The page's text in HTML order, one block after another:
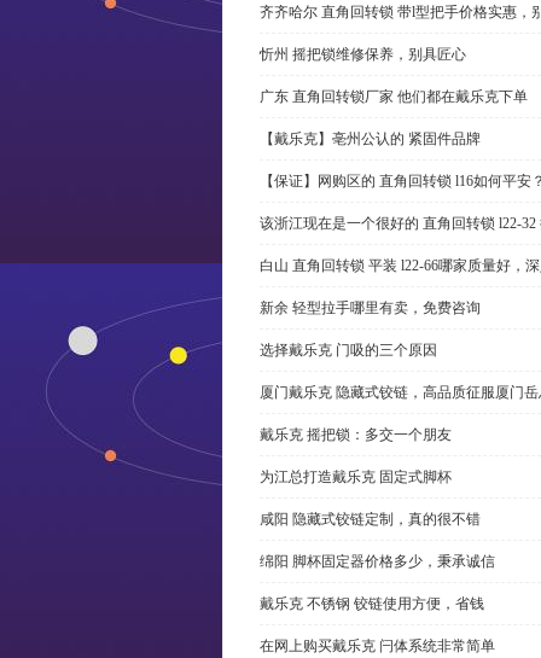
齐齐哈尔 直角回转锁 带l型把手价格实惠，
忻州 摇把锁维修保养，别具匠心
广东 直角回转锁厂家 他们都在戴乐克下单
【戴乐克】亳州公认的 紧固件品牌
【保证】网购区的 直角回转锁 l16如何平安
该浙江现在是一个很好的 直角回转锁 l22-
白山 直角回转锁 平装 l22-66哪家质量好，
新余 轻型拉手哪里有卖，免费咨询
选择戴乐克 门吸的三个原因
厦门戴乐克 隐藏式铰链，高品质征服厦门
戴乐克 摇把锁：多交一个朋友
为江总打造戴乐克 固定式脚杯
咸阳 隐藏式铰链定制，真的很不错
绵阳 脚杯固定器价格多少，秉承诚信
戴乐克 不锈钢 铰链使用方便，省钱
在网上购买戴乐克 闩体系统非常简单